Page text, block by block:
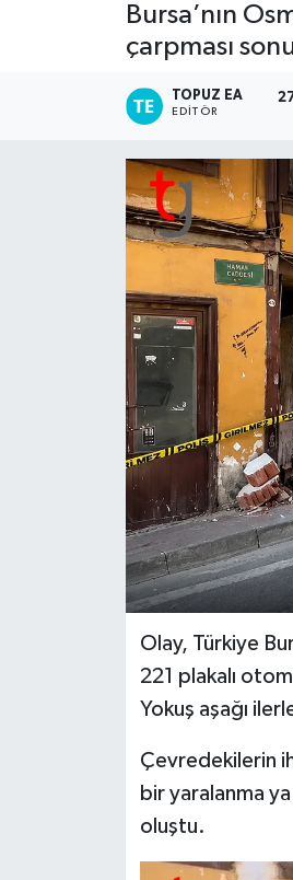
Bursa’nın
çarpması
TOPUZ EA
EDITÖR
Olay, Türkiye
221 plakalı
Yokuş aşağı
Çevredekilerin
bir yaralanma
oluştu.
TEKNOLOJİ
Haber Arşivi